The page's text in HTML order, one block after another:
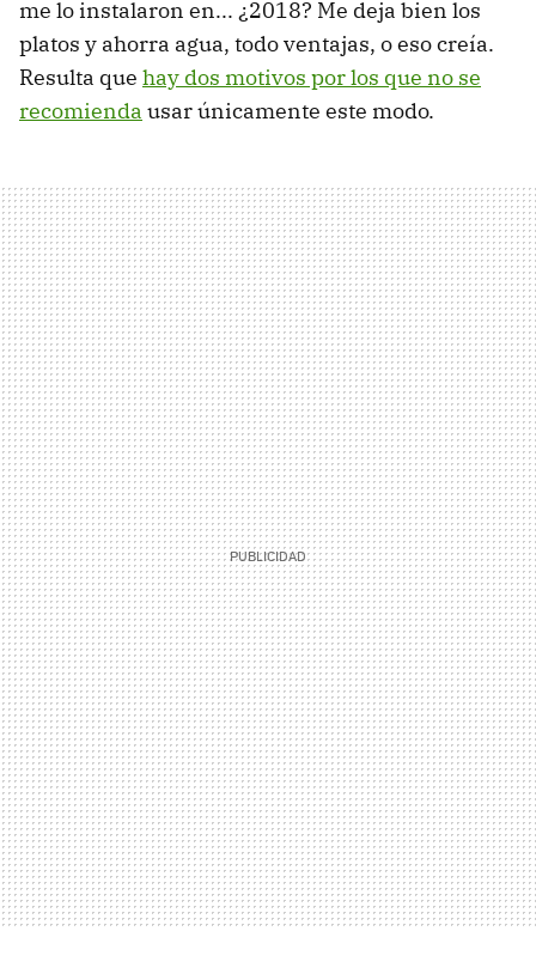
me lo instalaron en... ¿2018? Me deja bien los
platos y ahorra agua, todo ventajas, o eso creía.
Resulta que hay dos motivos por los que no se
recomienda usar únicamente este modo.